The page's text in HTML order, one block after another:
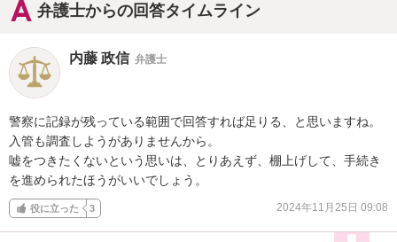
弁護士からの回答タイムライン
内藤 政信 弁護士
警察に記録が残っている範囲で回答すれば足りる、と思いますね。
入管も調査しようがありませんから。
嘘をつきたくないという思いは、とりあえず、棚上げして、手続き
を進められたほうがいいでしょう。
役に立った 3 2024年11月25日 09:08